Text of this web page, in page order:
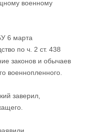
военному
6 марта
по ч. 2 ст. 438
законов и обычаев
военнопленного.
заверил,